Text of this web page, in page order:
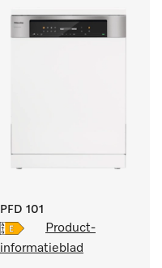
PFD 101
Product-
informatieblad